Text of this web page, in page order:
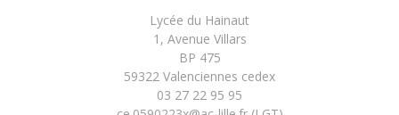
Lycée du Hainaut
1, Avenue Villars
BP 475
59322 Valenciennes cedex
03 27 22 95 95